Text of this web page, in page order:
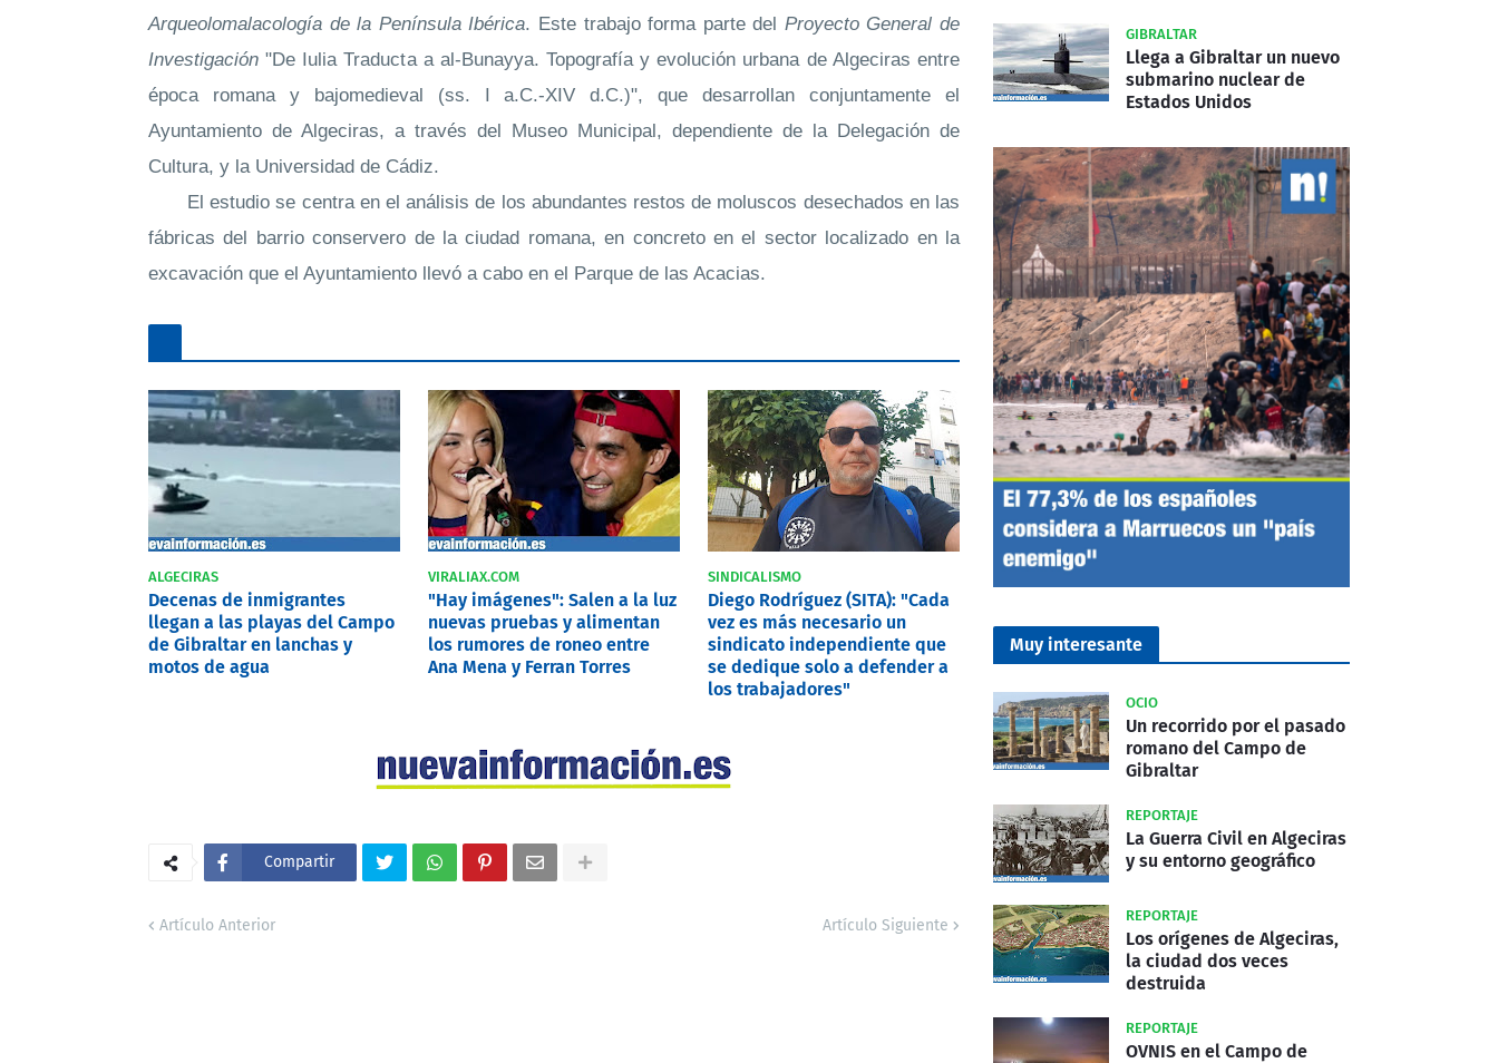
Arqueolomalacología de la Península Ibérica. Este trabajo forma parte del Proyecto General de
Investigación "De Iulia Traducta a al-Bunayya. Topografía y evolución urbana de Algeciras entre
época romana y bajomedieval (ss. I a.C.-XIV d.C.)", que desarrollan conjuntamente el
Ayuntamiento de Algeciras, a través del Museo Municipal, dependiente de la Delegación de
Cultura, y la Universidad de Cádiz.
El estudio se centra en el análisis de los abundantes restos de moluscos desechados en las
fábricas del barrio conservero de la ciudad romana, en concreto en el sector localizado en la
excavación que el Ayuntamiento llevó a cabo en el Parque de las Acacias.
ALGECIRAS
Decenas de inmigrantes
llegan a las playas del Campo
de Gibraltar en lanchas y
motos de agua
VIRALIAX.COM
"Hay imágenes": Salen a la luz
nuevas pruebas y alimentan
los rumores de roneo entre
Ana Mena y Ferran Torres
SINDICALISMO
Diego Rodríguez (SITA): "Cada
vez es más necesario un
sindicato independiente que
se dedique solo a defender a
los trabajadores"
Compartir
Artículo Anterior Artículo Siguiente
GIBRALTAR
Llega a Gibraltar un nuevo
submarino nuclear de
Estados Unidos
Muy interesante
OCIO
Un recorrido por el pasado
romano del Campo de
Gibraltar
REPORTAJE
La Guerra Civil en Algeciras
y su entorno geográfico
REPORTAJE
Los orígenes de Algeciras,
la ciudad dos veces
destruida
REPORTAJE
OVNIS en el Campo de